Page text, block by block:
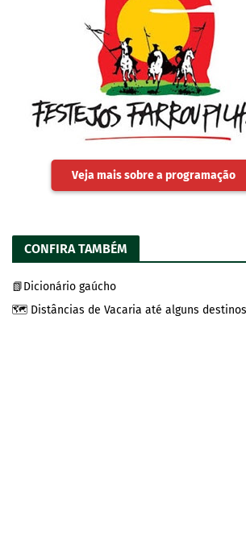
Veja mais sobre a programação
CONFIRA TAMBÉM
📗Dicionário gaúcho
🗺️ Distâncias de Vacaria até alguns